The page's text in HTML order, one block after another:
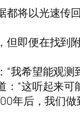
都将以光速传
但即便在找到
“我希望能观
：“这听起来
年后，我们